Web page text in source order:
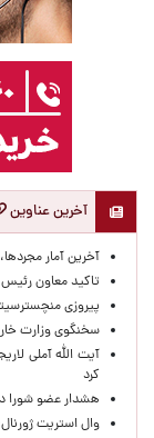
آخرین عناوین
آخرین آمار
تاکید معاون
پیروزی
سخنگوی وزارت
آیت الله آملی
کرد
هشدار عضو شورا
وال‌ استریت